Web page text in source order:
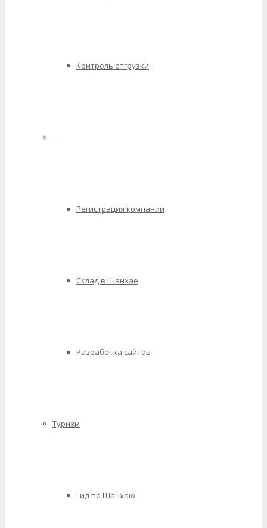
Контроль отгрузки
—
Регистрация компании
Склад в Шанхае
Разработка сайтов
Туризм
Гид по Шанхаю